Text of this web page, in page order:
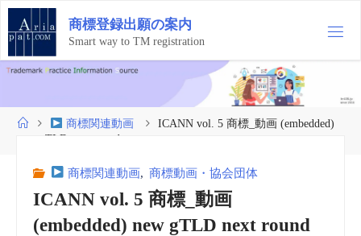
コ
テ
ン
ツ
ス
商標登録出願の案内
Smart way to TM registration
ホ
商標関連動画
ICANN vol. 5 商標_動画 (embedded)
new gTLD next round
商標関連動画, 商標動画・協会団体
ICANN vol. 5 商標_動画
(embedded) new gTLD next round